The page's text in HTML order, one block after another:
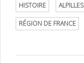
HISTOIRE ALPILLES
RÉGION DE FRANCE